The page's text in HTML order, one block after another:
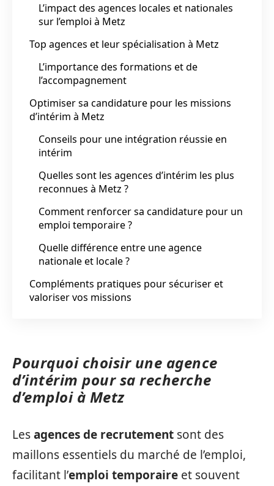
L’impact des agences locales et nationales
sur l’emploi à Metz
Top agences et leur spécialisation à Metz
L’importance des formations et de
l’accompagnement
Optimiser sa candidature pour les missions
d’intérim à Metz
Conseils pour une intégration réussie en
intérim
Quelles sont les agences d’intérim les plus
reconnues à Metz ?
Comment renforcer sa candidature pour un
emploi temporaire ?
Quelle différence entre une agence
nationale et locale ?
Compléments pratiques pour sécuriser et
valoriser vos missions
Pourquoi choisir une agence
d’intérim pour sa recherche
d’emploi à Metz
Lesagences de recrutement sont des
maillons essentiels du marché de l’emploi,
facilitant l’emploi temporaire et souvent